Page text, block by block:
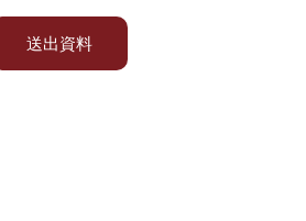
送出資料